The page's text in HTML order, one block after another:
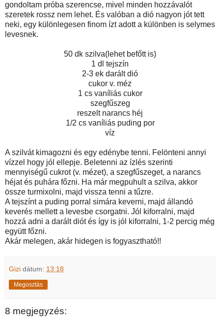
gondoltam próba szerencse, mivel minden hozzávalót
szeretek rossz nem lehet. És valóban a dió nagyon jót tett
neki, egy különlegesen finom ízt adott a különben is selymes
levesnek.
50 dk szilva(lehet befőtt is)
1 dl tejszín
2-3 ek darált dió
cukor v. méz
1 cs vaníliás cukor
szegfűszeg
reszelt narancs héj
1/2 cs vaníliás puding por
víz
A szilvát kimagozni és egy edénybe tenni. Felönteni annyi
vízzel hogy jól ellepje. Beletenni az ízlés szerinti
mennyiségű cukrot (v. mézet), a szegfűszeget, a narancs
héjat és puhára főzni. Ha már megpuhult a szilva, akkor
össze turmixolni, majd vissza tenni a tűzre.
A tejszínt a puding porral simára keverni, majd állandó
keverés mellett a levesbe csorgatni. Jól kiforralni, majd
hozzá adni a darált diót és így is jól kiforralni, 1-2 percig még
együtt főzni.
Akár melegen, akár hidegen is fogyasztható!!
Gizi dátum: 13:18
Megosztás
8 megjegyzés: